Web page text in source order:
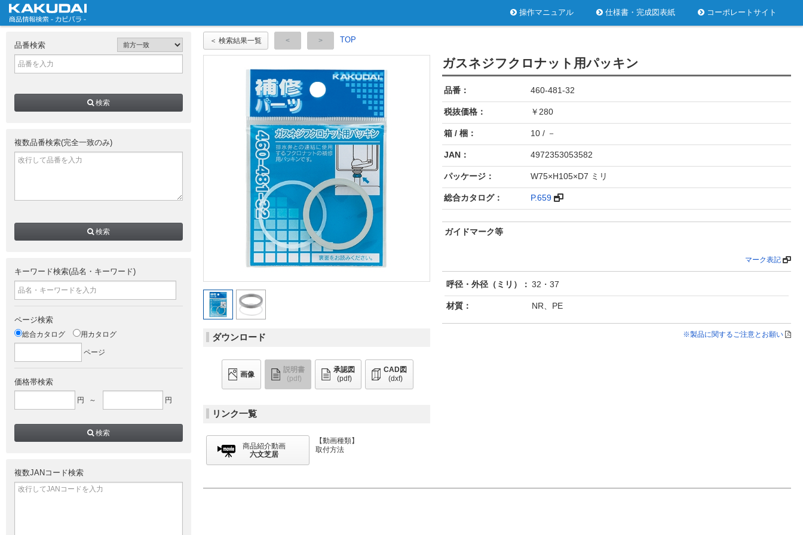
操作マニュアル 仕様書・完成図表紙 コーポレートサイト
＜ 検索結果一覧 TOP
ダウンロード
画像
説明書
(pdf)
承認図
(pdf)
CAD図
(dxf)
リンク一覧
商品紹介動画
六文芝居
【動画種類】
取付方法
ガスネジフクロナット用パッキン
品番： 460-481-32
税抜価格： ￥280
箱 / 梱： 10 / －
JAN： 4972353053582
パッケージ： W75×H105×D7 ミリ
総合カタログ： P.659
ガイドマーク等
マーク表記
呼径・外径（ミリ）： 32・37
材質： NR、PE
※製品に関するご注意とお願い
品番検索
検索
複数品番検索(完全一致のみ)
検索
キーワード検索(品名・キーワード)
ページ検索
総合カタログ 用カタログ
ページ
価格帯検索
円 ～ 円
検索
複数JANコード検索